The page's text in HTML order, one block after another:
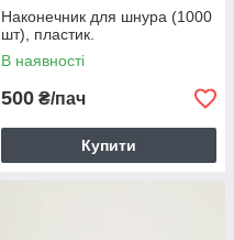
Наконечник для шнура (1000
шт), пластик.
В наявності
500 ₴/пач
Купити